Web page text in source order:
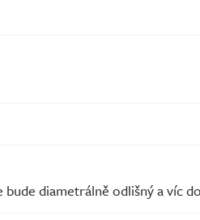
diametrálně odlišný a víc